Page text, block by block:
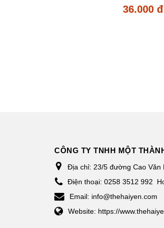
36.000 đ
CÔNG TY TNHH MỘT
Địa chỉ: 23/5 đường Cao Văn
Điện thoại: 0258 3512 992
Email: info@thehaiyen.com
Website: https://